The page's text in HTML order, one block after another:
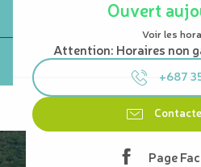
Ouvert
Voir les
Attention: Horaires non
+687
Page